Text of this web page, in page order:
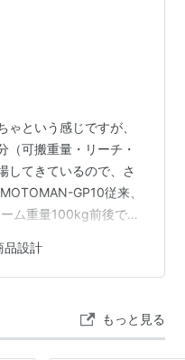
ゃという感じですが、
（可搬重量・リーチ・
してきているので、さ
GP10従来、
ム重量100kg前後で、
ト」という位置づけ
後）の機種がいくつか
ロボット こちらのペー
可搬質量：1…
品設計
もっと見る